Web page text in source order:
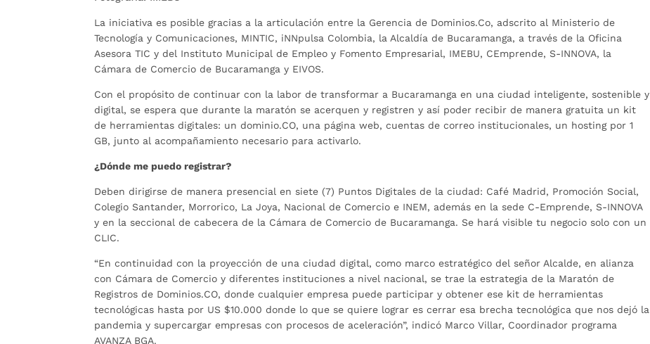
La iniciativa es posible gracias a la articulación entre la Gerencia de Dominios.Co, adscrito al Ministerio de
Tecnología y Comunicaciones, MINTIC, iNNpulsa Colombia, la Alcaldía de Bucaramanga, a través de la Oficina
Asesora TIC y del Instituto Municipal de Empleo y Fomento Empresarial, IMEBU, CEmprende, S-INNOVA, la
Cámara de Comercio de Bucaramanga y EIVOS.
Con el propósito de continuar con la labor de transformar a Bucaramanga en una ciudad inteligente, sostenible y
digital, se espera que durante la maratón se acerquen y registren y así poder recibir de manera gratuita un kit
de herramientas digitales: un dominio.CO, una página web, cuentas de correo institucionales, un hosting por 1
GB, junto al acompañamiento necesario para activarlo.
¿Dónde me puedo registrar?
Deben dirigirse de manera presencial en siete (7) Puntos Digitales de la ciudad: Café Madrid, Promoción Social,
Colegio Santander, Morrorico, La Joya, Nacional de Comercio e INEM, además en la sede C-Emprende, S-INNOVA
y en la seccional de cabecera de la Cámara de Comercio de Bucaramanga. Se hará visible tu negocio solo con un
CLIC.
“En continuidad con la proyección de una ciudad digital, como marco estratégico del señor Alcalde, en alianza
con Cámara de Comercio y diferentes instituciones a nivel nacional, se trae la estrategia de la Maratón de
Registros de Dominios.CO, donde cualquier empresa puede participar y obtener ese kit de herramientas
tecnológicas hasta por US $10.000 donde lo que se quiere lograr es cerrar esa brecha tecnológica que nos dejó la
pandemia y supercargar empresas con procesos de aceleración”, indicó Marco Villar, Coordinador programa
AVANZA BGA.